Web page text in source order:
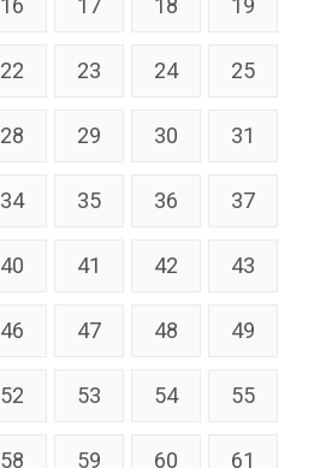
22 23 24 25
28 29 30 31
34 35 36 37
40 41 42 43
46 47 48 49
52 53 54 55
58 59 60 61